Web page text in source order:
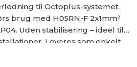
til Octoplus-systemet.
brug med H05RN-F 2x1mm²
Uden stabilisering – ideel til
Leveres som enkelt